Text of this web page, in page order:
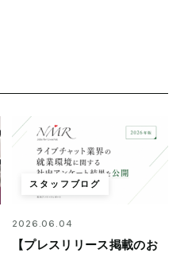
スタッフブログ
2026.06.04
【プレスリリース掲載のお